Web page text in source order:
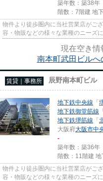
築年数：築38年
階数：7階建 地
物件より徒歩圏内に当社営業店がご
容・物販などの様々な業種のニーズ
尚、弊社ではおとり広告は一切...
現在空き情
南本町武田ビルへ
賃貸｜事務所 辰野南本町ビル
地下鉄中央線 「
地下鉄御堂筋線
地下鉄堺筋線 「
大阪府大阪市中
-
築年数：築36年
階数：11階建 地
物件より徒歩圏内に当社営業店がご
容・物販などの様々な業種のニーズ